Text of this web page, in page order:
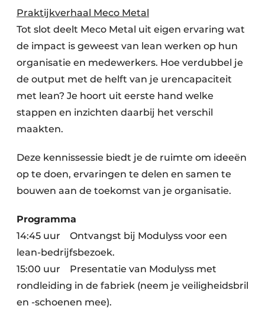
Praktijkverhaal Meco Metal
Tot slot deelt Meco Metal uit eigen ervaring wat
de impact is geweest van lean werken op hun
organisatie en medewerkers. Hoe verdubbel je
de output met de helft van je urencapaciteit
met lean? Je hoort uit eerste hand welke
stappen en inzichten daarbij het verschil
maakten.
Deze kennissessie biedt je de ruimte om ideeën
op te doen, ervaringen te delen en samen te
bouwen aan de toekomst van je organisatie.
Programma
14:45 uur Ontvangst bij Modulyss voor een
lean-bedrijfsbezoek.
15:00 uur Presentatie van Modulyss met
rondleiding in de fabriek (neem je veiligheidsbril
en -schoenen mee).